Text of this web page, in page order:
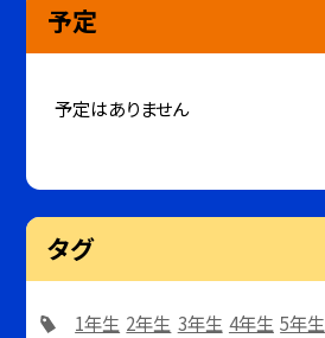
予定
予定はありません
タグ
1年生 2年生 3年生 4年生 5年生